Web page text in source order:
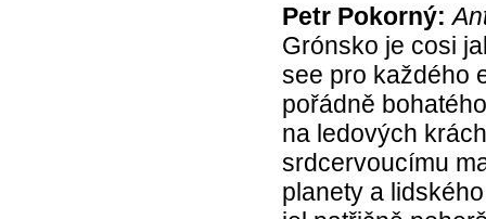
Petr Pokorný:
Grónsko je cosi
see pro každého
pořádně
na ledových
srdcervoucímu
planety a